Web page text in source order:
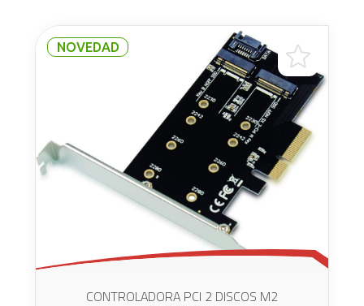
NOVEDAD
CONTROLADORA PCI 2 DISCOS M2